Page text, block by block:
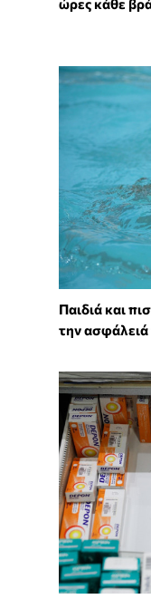
ώρες κάθε
Παιδιά και
την ασφάλειά